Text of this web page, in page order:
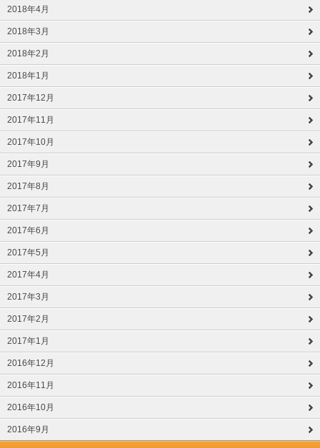
2018年4月
2018年3月
2018年2月
2018年1月
2017年12月
2017年11月
2017年10月
2017年9月
2017年8月
2017年7月
2017年6月
2017年5月
2017年4月
2017年3月
2017年2月
2017年1月
2016年12月
2016年11月
2016年10月
2016年9月